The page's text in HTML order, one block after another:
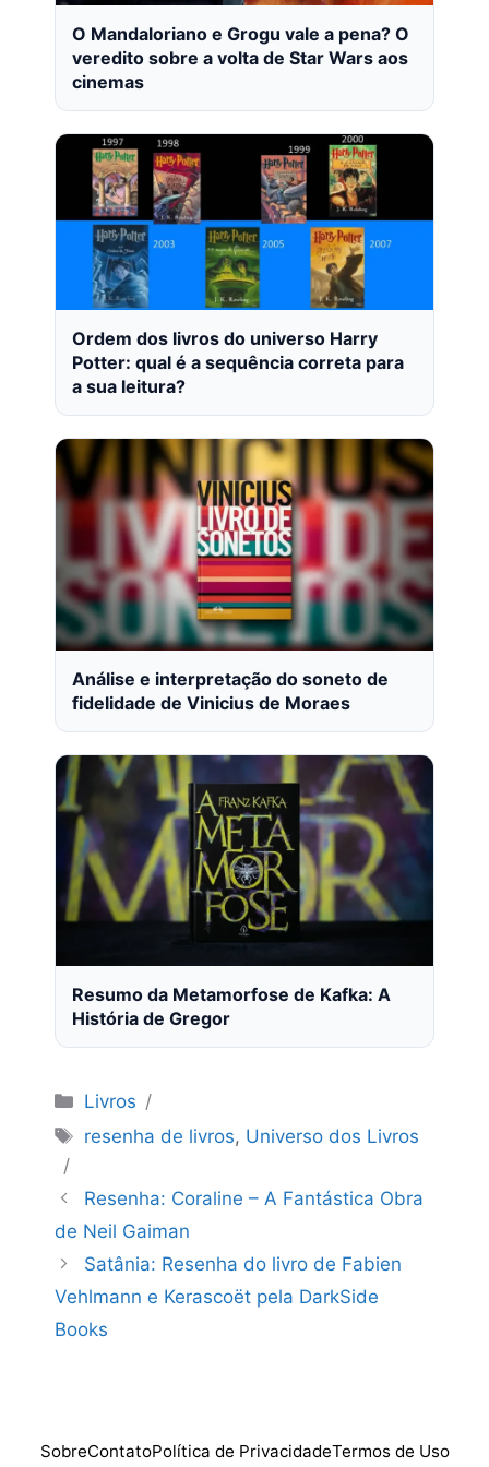
O Mandaloriano e Grogu vale a pena? O
veredito sobre a volta de Star Wars aos
cinemas
Ordem dos livros do universo Harry
Potter: qual é a sequência correta para
a sua leitura?
Análise e interpretação do soneto de
fidelidade de Vinicius de Moraes
Resumo da Metamorfose de Kafka: A
História de Gregor
Categorias
Livros
Tags
resenha de livros, Universo dos Livros
Resenha: Coraline – A Fantástica Obra
de Neil Gaiman
Satânia: Resenha do livro de Fabien
Vehlmann e Kerascoët pela DarkSide
Books
SobreContatoPolítica de PrivacidadeTermos de Uso